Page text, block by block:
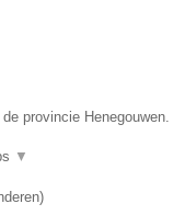
provincie Henegouwen.
▼
)